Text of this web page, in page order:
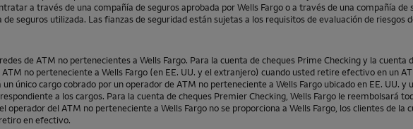
a través de una compañía de seguros aprobada porWells Fargoo a través de una compañía de
seguros utilizada. Las fianzas de seguridad están sujetas a los requisitos de evaluación de riesgos
de ATM no pertenecientes a Wells Fargo. Para la cuenta de cheques Prime Checkingy la cuenta
no perteneciente a Wells Fargo (en EE. UU. y el extranjero) cuando usted retire efectivo en un
único cargo cobrado por un operador de ATM no perteneciente a Wells Fargo ubicado en EE. UU. y
a los cargos. Para la cuenta de cheques Premier Checking Wells Fargo le reembolsará
operador del ATM no perteneciente a Wells Fargo no se proporciona a Wells Fargo , los clientes de la
en efectivo.